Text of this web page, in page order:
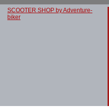
SCOOTER SHOP by Adventure-
biker